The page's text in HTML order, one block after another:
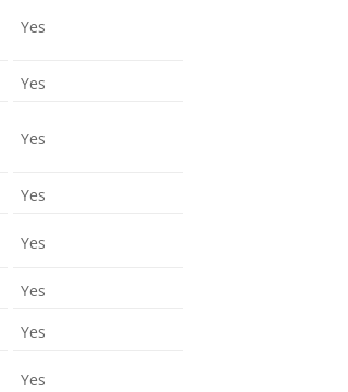
Yes
Yes
Yes
Yes
Yes
Yes
Yes
Yes